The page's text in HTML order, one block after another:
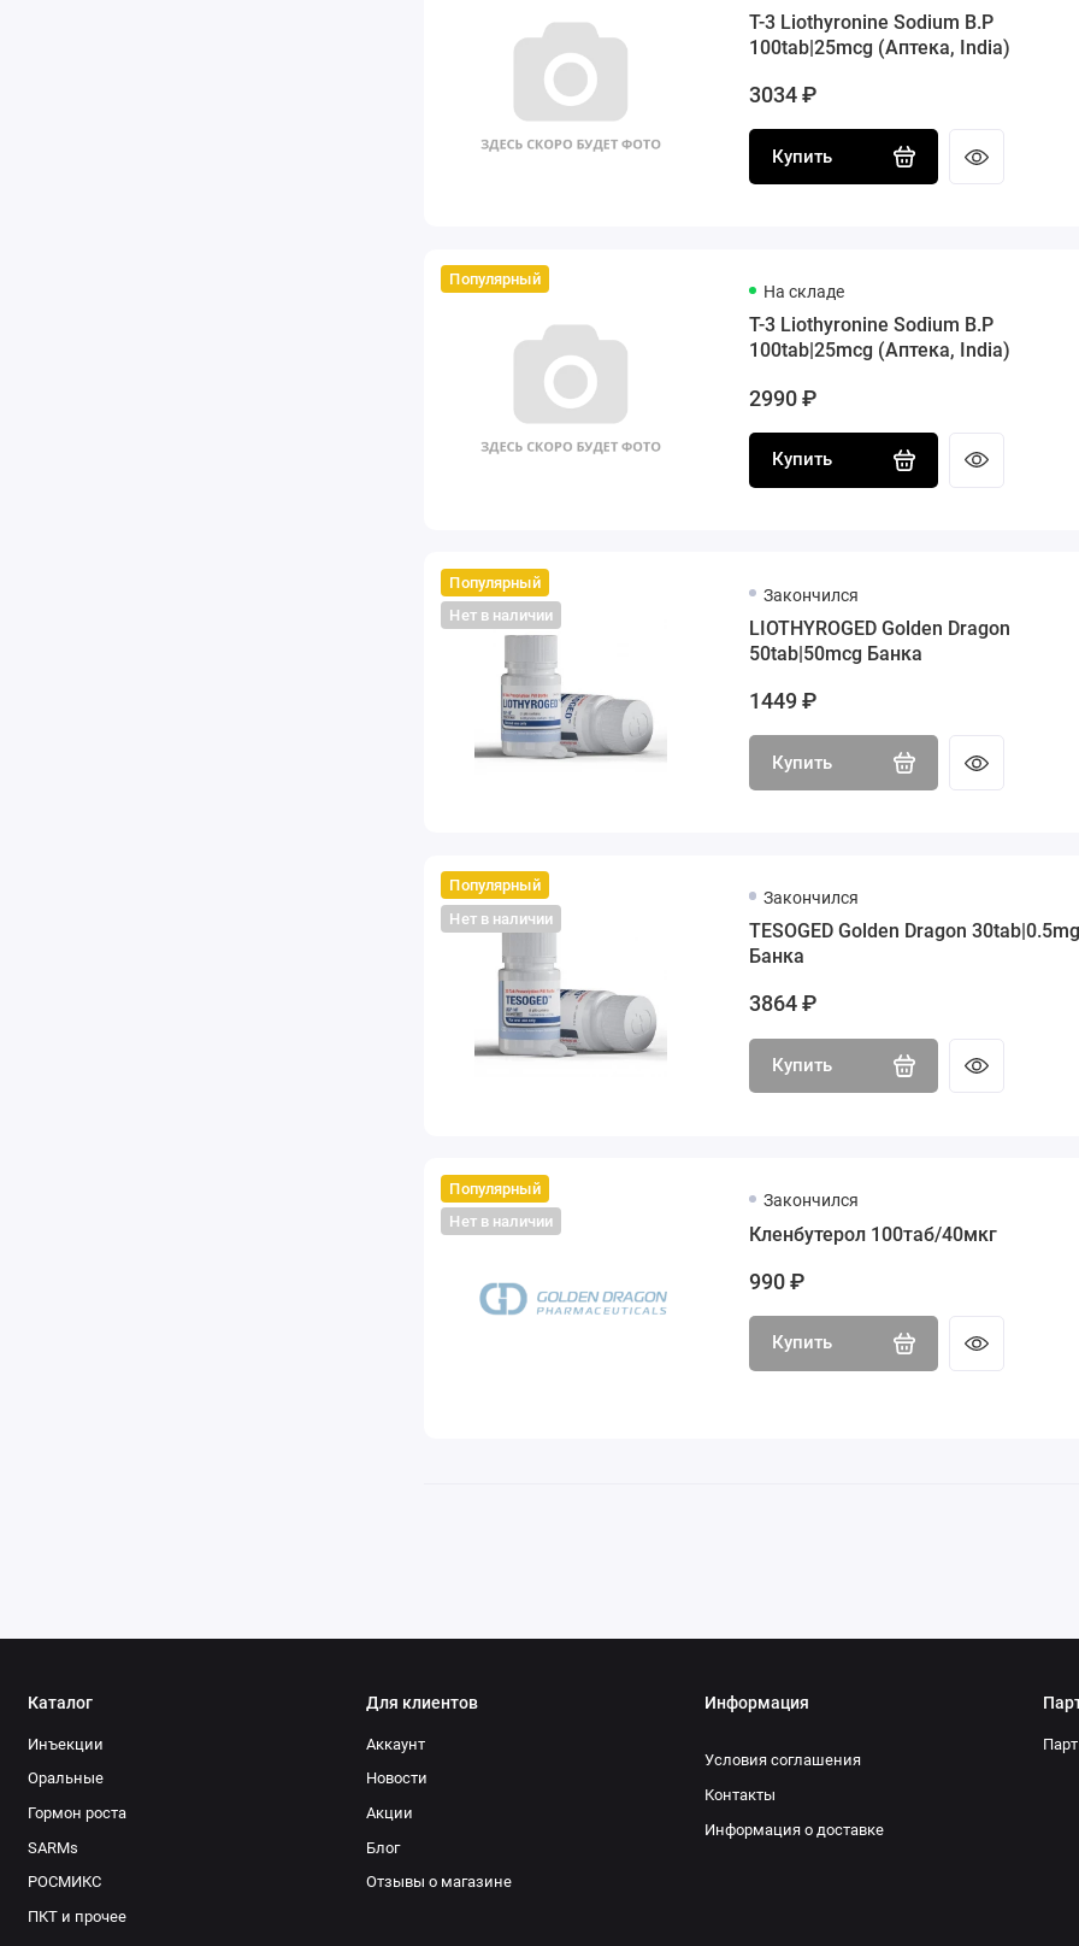
T-3 Liothyronine Sodium B.P
100tab|25mcg (Аптека, India)
3034 ₽
Купить
Популярный
На складе
T-3 Liothyronine Sodium B.P
100tab|25mcg (Аптека, India)
2990 ₽
Купить
Популярный
Нет в наличии
Закончился
LIOTHYROGED Golden Dragon
50tab|50mcg Банка
1449 ₽
Купить
Популярный
Нет в наличии
Закончился
TESOGED Golden Dragon
Банка
3864 ₽
Купить
Популярный
Нет в наличии
Закончился
Кленбутерол 100таб/40мкг
990 ₽
Купить
Каталог
Инъекции
Оральные
Гормон роста
SARMs
РОСМИКС
ПКТ и прочее
Для клиентов
Аккаунт
Новости
Акции
Блог
Отзывы о магазине
Информация
Условия соглашения
Контакты
Информация о доставке